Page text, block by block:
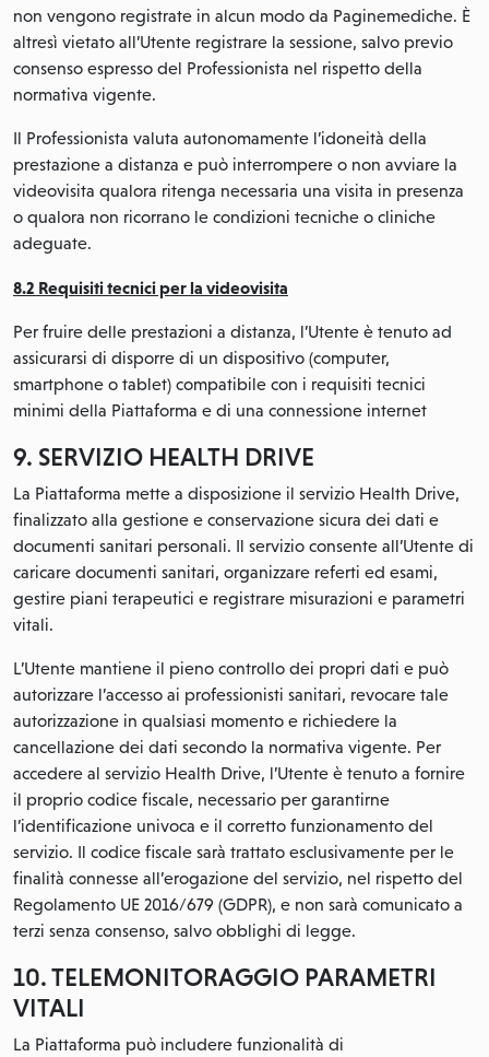
non vengono registrate in alcun modo da Paginemediche. È
altresì vietato all’Utente registrare la sessione, salvo previo
consenso espresso del Professionista nel rispetto della
normativa vigente.
Il Professionista valuta autonomamente l’idoneità della
prestazione a distanza e può interrompere o non avviare la
videovisita qualora ritenga necessaria una visita in presenza
o qualora non ricorrano le condizioni tecniche o cliniche
adeguate.
8.2 Requisiti tecnici per la videovisita
Per fruire delle prestazioni a distanza, l’Utente è tenuto ad
assicurarsi di disporre di un dispositivo (computer,
smartphone o tablet) compatibile con i requisiti tecnici
minimi della Piattaforma e di una connessione internet
9. SERVIZIO HEALTH DRIVE
La Piattaforma mette a disposizione il servizio Health Drive,
finalizzato alla gestione e conservazione sicura dei dati e
documenti sanitari personali. Il servizio consente all’Utente di
caricare documenti sanitari, organizzare referti ed esami,
gestire piani terapeutici e registrare misurazioni e parametri
vitali.
L’Utente mantiene il pieno controllo dei propri dati e può
autorizzare l’accesso ai professionisti sanitari, revocare tale
autorizzazione in qualsiasi momento e richiedere la
cancellazione dei dati secondo la normativa vigente. Per
accedere al servizio Health Drive, l’Utente è tenuto a fornire
il proprio codice fiscale, necessario per garantirne
l’identificazione univoca e il corretto funzionamento del
servizio. Il codice fiscale sarà trattato esclusivamente per le
finalità connesse all’erogazione del servizio, nel rispetto del
Regolamento UE 2016/679 (GDPR), e non sarà comunicato a
terzi senza consenso, salvo obblighi di legge.
10. TELEMONITORAGGIO PARAMETRI
VITALI
La Piattaforma può includere funzionalità di